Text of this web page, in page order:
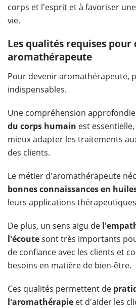
corps et l'esprit et à favoriser
vie.
Les qualités requises pour
aromathérapeute
Pour devenir aromathérapeute,
indispensables.
Une compréhension
du corps humain est
mieux adapter les traitements
des clients.
Le métier d'aromathérapeute
bonnes connaissances en
leurs applications
De plus, un sens aigu de
l'écoutesont très importants
de confiance avec les clients et
besoins en matière de bien-être.
Ces qualités permettent de
l'aromathérapie et d'aider les